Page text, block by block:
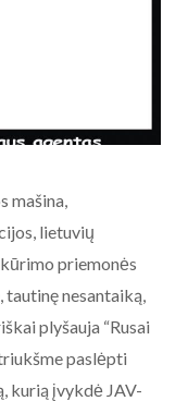
mašina,
lietuvių
priemonės
nesantaiką,
plyšauja “Rusai
paslėpti
kurią įvykdė JAV-